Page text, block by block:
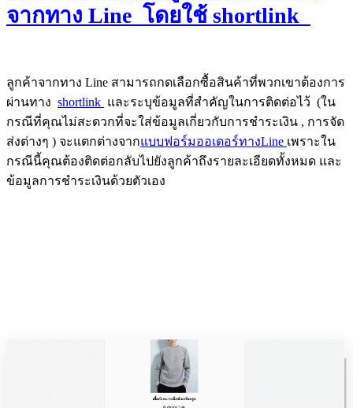
จากทาง Line โดยใช้ shortlink
ลูกค้าจากทาง Line สามารถกดเลือกซื้อสินค้าที่พวกเขาต้องการ
ผ่านทาง shortlink และระบุข้อมูลที่สำคัญในการติดต่อไว้ (ใน
กรณีที่คุณไม่สะดวกที่จะใส่ข้อมูลเกี่ยวกับการชำระเงิน , การจัด
ส่งต่างๆ ) จะแตกต่างจากแบบฟอร์มออเดอร์ทางLine เพราะใน
กรณีนี้คุณต้องติดต่อกลับไปยังลูกค้าถึงรายละเอียดทั้งหมด และ
ข้อมูลการชำระเงินด้วยตัวเอง